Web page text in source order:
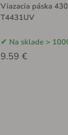
Viazacia páska
T4431UV
Na sklade >
9.59 €